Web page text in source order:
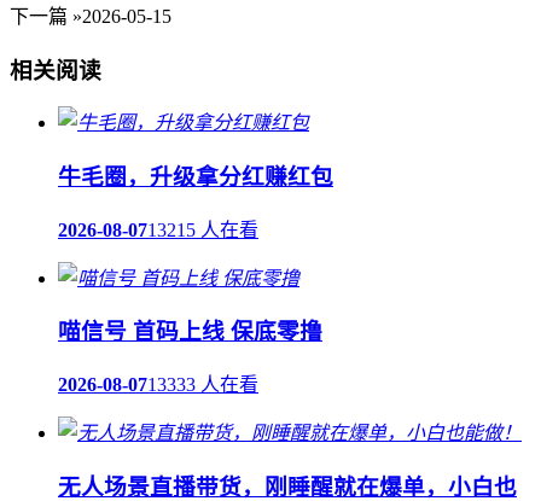
下一篇 »2026-05-15
相关阅读
牛毛圈，升级拿分红赚红包
2026-08-0713215 人在看
喵信号 首码上线 保底零撸
2026-08-0713333 人在看
无人场景直播带货，刚睡醒就在爆单，小白也